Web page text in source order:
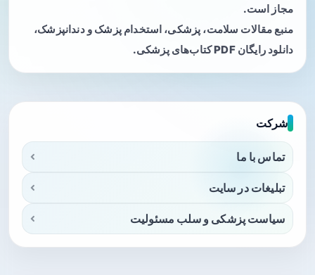
مجاز است.
منبع مقالات سلامت، پزشکی، استخدام پزشک و دندانپزشک،
دانلود رایگان PDF کتاب‌های پزشکی.
شرکت
تماس با ما
تبلیغات در سایت
سیاست پزشکی و سلب مسئولیت